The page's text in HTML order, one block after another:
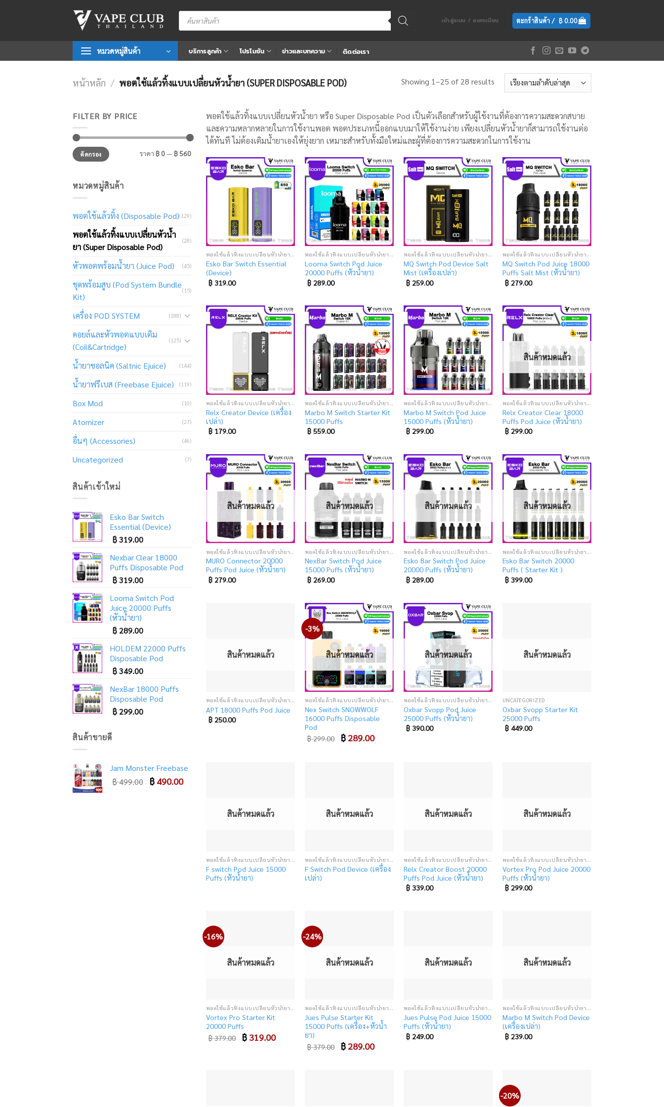
Products
search
เข้าสู่ระบบ / ลงทะเบียน ตะกร้าสินค้า / ฿0.00
หมวดหมู่สินค้า บริการลูกค้า โปรโมชัน ข่าวและบทความ ติดต่อเรา
หน้าหลัก / พอตใช้แล้วทิ้งแบบเปลี่ยนหัวน้ำยา (SUPER DISPOSABLE POD) Showing 1–25 of 28 results
FILTER BY PRICE
ราคา
ต่ำ
สุด
ราคา
สูงสุดคัดกรอง ราคา ฿ 0—฿ 560
หมวดหมู่สินค้า
พอตใช้แล้วทิ้ง (Disposable Pod)(129)
พอตใช้แล้วทิ้งแบบเปลี่ยนหัวน้ำ
ยา (Super Disposable Pod)
(28)
หัวพอตพร้อมน้ำยา (Juice Pod) (45)
ชุดพร้อมสูบ (Pod System Bundle
Kit)
(15)
เครื่อง POD SYSTEM (188)
คอยล์และหัวพอตแบบเติม
(Coil&Cartridge)
(125)
น้ำยาซอลนิค (Saltnic Ejuice) (144)
น้ำยาฟรีเบส (Freebase Ejuice) (119)
Box Mod (10)
Atomizer (27)
อื่นๆ (Accessories) (46)
Uncategorized (7)
สินค้าเข้าใหม่
Esko Bar Switch
Essential (Device)
฿319.00
Nexbar Clear 18000
Puffs Disposable Pod
฿319.00
Looma Switch Pod
Juice 20000 Puffs
(หัวน้ำยา)
฿289.00
HOLDEM 22000 Puffs
Disposable Pod
฿349.00
NexBar 18000 Puffs
Disposable Pod
฿299.00
สินค้าขายดี
Jam Monster Freebase
฿499.00
Original
฿ 490.00Current
พอตใช้แล้วทิ้งแบบเปลี่ยนหัวน้ำยา หรือ Super Disposable Pod เป็นตัวเลือกสำหรับผู้ใช้งานที่ต้องการความสะดวกสบาย
และความหลากหลายในการใช้งานพอต พอตประเภทนี้ออกแบบมาให้ใช้งานง่าย เพียงเปลี่ยนหัวน้ำยาก็สามารถใช้งานต่อ
ได้ทันที ไม่ต้องเติมน้ำยาเองให้ยุ่งยาก เหมาะสำหรับทั้งมือใหม่และผู้ที่ต้องการความสะดวกในการใช้งาน
Add
to
พอตใช้แล้วทิ้งแบบเปลี่ยนหัวน้ำยา (SUPER DISPOSABLE POD)
Esko Bar Switch Essential
(Device)
฿319.00
Add
to
wishlist
พอตใช้แล้วทิ้งแบบเปลี่ยนหัวน้ำยา (SUPER DISPOSABLE POD)
Looma Switch Pod Juice
20000 Puffs (หัวน้ำยา)
฿289.00
พอตใช้แล้วทิ้งแบบเปลี่ยนหัวน้ำยา (SUPER DISPOSABLE POD)
MQ Switch Pod Device Salt
Mist (เครื่องเปล่า)
฿259.00
Add
to
wishlist
พอตใช้แล้วทิ้งแบบเปลี่ยนหัวน้ำยา (SUPER DISPOSABLE POD)
MQ Switch Pod Juice 18000
Puffs Salt Mist (หัวน้ำยา)
฿279.00
Add
พอตใช้แล้วทิ้งแบบเปลี่ยนหัวน้ำยา (SUPER DISPOSABLE POD)
Relx Creator Device (เครื่อง
เปล่า)
฿179.00
Add
to
wishlist
พอตใช้แล้วทิ้งแบบเปลี่ยนหัวน้ำยา (SUPER DISPOSABLE POD)
Marbo M Switch Starter Kit
15000 Puffs
฿559.00
Add
to
wishlist
พอตใช้แล้วทิ้งแบบเปลี่ยนหัวน้ำยา (SUPER DISPOSABLE POD)
Marbo M Switch Pod Juice
15000 Puffs (หัวน้ำยา)
฿299.00
Add
wishlist
สินค้าหมดแล้ว
พอตใช้แล้วทิ้งแบบเปลี่ยนหัวน้ำยา (SUPER DISPOSABLE POD)
Relx Creator Clear 18000
Puffs Pod Juice (หัวน้ำยา)
฿299.00
Add
to
สินค้าหมดแล้ว
พอตใช้แล้วทิ้งแบบเปลี่ยนหัวน้ำยา (SUPER DISPOSABLE POD)
MURO Connector 20000
Puffs Pod Juice (หัวน้ำยา)
฿279.00
Add
wishlist
สินค้าหมดแล้ว
พอตใช้แล้วทิ้งแบบเปลี่ยนหัวน้ำยา (SUPER DISPOSABLE POD)
NexBar Switch Pod Juice
15000 Puffs (หัวน้ำยา)
฿269.00
Add
to
สินค้าหมดแล้ว
พอตใช้แล้วทิ้งแบบเปลี่ยนหัวน้ำยา (SUPER DISPOSABLE POD)
Esko Bar Switch Pod Juice
20000 Puffs (หัวน้ำยา)
฿289.00
Add
to
wishlist
สินค้าหมดแล้ว
พอตใช้แล้วทิ้งแบบเปลี่ยนหัวน้ำยา (SUPER DISPOSABLE POD)
Esko Bar Switch 20000
Puffs ( Starter Kit )
฿399.00
สินค้าหมดแล้ว
พอตใช้แล้วทิ้งแบบเปลี่ยนหัวน้ำยา (SUPER DISPOSABLE POD)
APT 18000 Puffs Pod Juice
฿250.00
-3%
Add
wishlist
สินค้าหมดแล้ว
พอตใช้แล้วทิ้งแบบเปลี่ยนหัวน้ำยา (SUPER DISPOSABLE POD)
Nex Switch SNOWWOLF
16000 Puffs Disposable
Pod
฿299.00 Original
price
฿289.00Current
price
Add
to
สินค้าหมดแล้ว
พอตใช้แล้วทิ้งแบบเปลี่ยนหัวน้ำยา (SUPER DISPOSABLE POD)
Oxbar Svopp Pod Juice
25000 Puffs (หัวน้ำยา)
฿390.00
สินค้าหมดแล้ว
UNCATEGORIZED
Oxbar Svopp Starter Kit
25000 Puffs
฿449.00
สินค้าหมดแล้ว
พอตใช้แล้วทิ้งแบบเปลี่ยนหัวน้ำยา (SUPER DISPOSABLE POD)
F switch Pod Juice 15000
Puffs (หัวน้ำยา)
สินค้าหมดแล้ว
พอตใช้แล้วทิ้งแบบเปลี่ยนหัวน้ำยา (SUPER DISPOSABLE POD)
F Switch Pod Device (เครื่อง
เปล่า)
สินค้าหมดแล้ว
พอตใช้แล้วทิ้งแบบเปลี่ยนหัวน้ำยา (SUPER DISPOSABLE POD)
Relx Creator Boost 20000
Puffs Pod Juice (หัวน้ำยา)
฿339.00
สินค้าหมดแล้ว
พอตใช้แล้วทิ้งแบบเปลี่ยนหัวน้ำยา (SUPER DISPOSABLE POD)
Vortex Pro Pod Juice 20000
Puffs (หัวน้ำยา)
฿299.00
-16%
สินค้าหมดแล้ว
พอตใช้แล้วทิ้งแบบเปลี่ยนหัวน้ำยา (SUPER DISPOSABLE POD)
Vortex Pro Starter Kit
20000 Puffs
฿379.00 Original
price
฿319.00Current
price
-24%
สินค้าหมดแล้ว
พอตใช้แล้วทิ้งแบบเปลี่ยนหัวน้ำยา (SUPER DISPOSABLE POD)
Jues Pulse Starter Kit
15000 Puffs (เครื่อง+หัวน้ำ
ยา)
฿379.00 Original
price
฿289.00Current
price
สินค้าหมดแล้ว
พอตใช้แล้วทิ้งแบบเปลี่ยนหัวน้ำยา (SUPER DISPOSABLE POD)
Jues Pulse Pod Juice 15000
Puffs (หัวน้ำยา)
฿249.00
สินค้าหมดแล้ว
พอตใช้แล้วทิ้งแบบเปลี่ยนหัวน้ำยา (SUPER DISPOSABLE POD)
Marbo M Switch Pod Device
(เครื่องเปล่า)
฿239.00
-20%